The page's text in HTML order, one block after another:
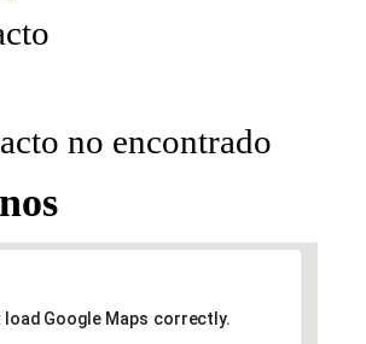
no encontrado
load Google Maps correctly.